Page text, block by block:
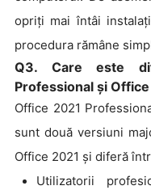
opriți mai întâi
procedura rămâne
Q3. Care este
Professional și
Office 2021
sunt două versiuni
Office 2021 și diferă
Utilizatorii